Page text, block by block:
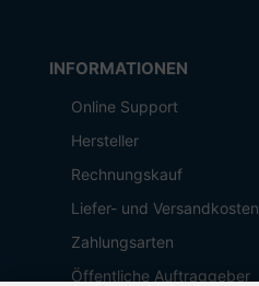
INFORMATIONEN
Online Support
Hersteller
Rechnungskauf
Liefer- und Versandkosten
Zahlungsarten
Öffentliche Auftraggeber